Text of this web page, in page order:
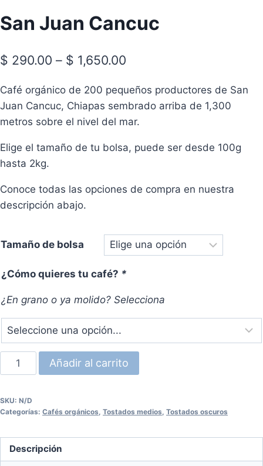
San Juan Cancuc
$ 290.00 – $ 1,650.00
$ 290.00
through
$ 1,650.00
Café orgánico de 200 pequeños productores de San
Juan Cancuc, Chiapas sembrado arriba de 1,300
metros sobre el nivel del mar.
Elige el tamaño de tu bolsa, puede ser desde 100g
hasta 2kg.
Conoce todas las opciones de compra en nuestra
descripción abajo.
Tamaño de bolsa
¿Cómo quieres tu café? *
¿En grano o ya molido? Selecciona
San
Juan
cantidad
Añadir al carrito
SKU: N/D
Categorías: Cafés orgánicos Tostados medios Tostados oscuros
Descripción